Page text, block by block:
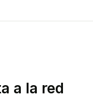
a la red